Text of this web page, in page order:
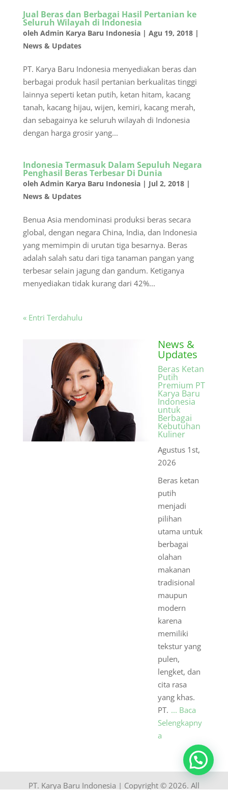
Jual Beras dan Berbagai Hasil Pertanian ke
Seluruh Wilayah di Indonesia
oleh Admin Karya Baru Indonesia| Agu 19, 2018|
News & Updates
PT. Karya Baru Indonesia menyediakan beras dan
berbagai produk hasil pertanian berkualitas tinggi
lainnya seperti ketan putih, ketan hitam, kacang
tanah, kacang hijau, wijen, kemiri, kacang merah,
dan sebagainya ke seluruh wilayah di Indonesia
dengan harga grosir yang...
Indonesia Termasuk Dalam Sepuluh Negara
Penghasil Beras Terbesar Di Dunia
oleh Admin Karya Baru Indonesia| Jul 2, 2018|
News & Updates
Benua Asia mendominasi produksi beras secara
global, dengan negara China, India, dan Indonesia
yang memimpin di urutan tiga besarnya. Beras
adalah salah satu dari tiga tanaman pangan yang
terbesar selain jagung dan gandum. Ketiganya
menyediakan tidak kurang dari 42%...
« Entri Terdahulu
News &
Updates
Beras Ketan
Putih
Premium PT
Karya Baru
Indonesia
untuk
Berbagai
Kebutuhan
Kuliner
Agustus 1st,
2026
Beras ketan
putih
menjadi
pilihan
utama untuk
berbagai
olahan
makanan
tradisional
maupun
modern
karena
memiliki
tekstur yang
pulen,
lengket, dan
cita rasa
yang khas.
PT. ... Baca
Selengkapny
a
PT. Karya Baru Indonesia | Copyright © 2026. All